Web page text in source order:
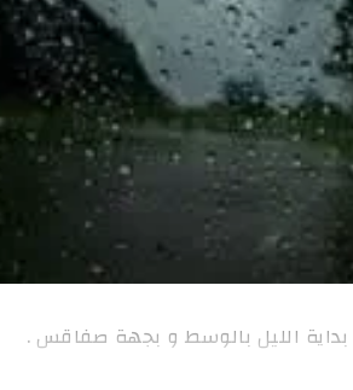
الليل بالوسط و بجهة صفاقس .